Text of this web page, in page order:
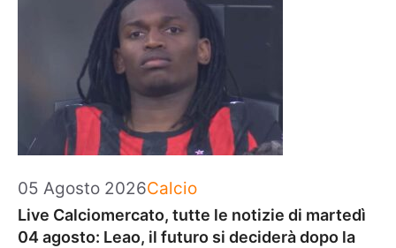
05 Agosto 2026Categorie
Calcio
Live Calciomercato, tutte le notizie di martedì
04 agosto: Leao, il futuro si deciderà dopo la